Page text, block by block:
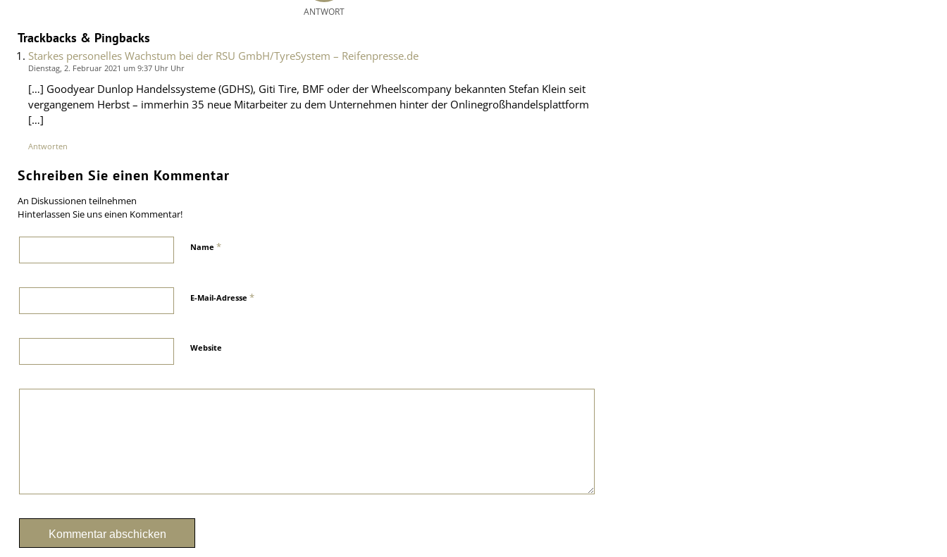
ANTWORT
Trackbacks & Pingbacks
Starkes personelles Wachstum bei der RSU GmbH/TyreSystem – Reifenpresse.de
Dienstag, 2. Februar 2021 um 9:37 Uhr Uhr
[…] Goodyear Dunlop Handelssysteme (GDHS), Giti Tire, BMF oder der Wheelscompany bekannten Stefan Klein seit
vergangenem Herbst – immerhin 35 neue Mitarbeiter zu dem Unternehmen hinter der Onlinegroßhandelsplattform
[…]
Antworten
Schreiben Sie einen Kommentar
An Diskussionen teilnehmen
Hinterlassen Sie uns einen Kommentar!
Name *
E-Mail-Adresse *
Website